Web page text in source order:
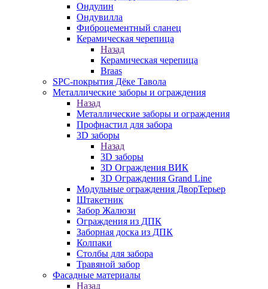
Ондулин
Ондувилла
Фиброцементный сланец
Керамическая черепица
Назад
Керамическая черепица
Braas
SPC-покрытия Дёке Тавола
Металлические заборы и ограждения
Назад
Металлические заборы и ограждения
Профнастил для забора
3D заборы
Назад
3D заборы
3D Ограждения ВИК
3D Ограждения Grand Line
Модульные ограждения ДворТерьер
Штакетник
Забор Жалюзи
Ограждения из ДПК
Заборная доска из ДПК
Колпаки
Столбы для забора
Травяной забор
Фасадные материалы
Назад